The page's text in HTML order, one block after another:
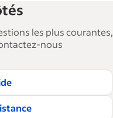
à
Avec plus de 15
proposons des
des bonnes
à
les plus courantes,
nous